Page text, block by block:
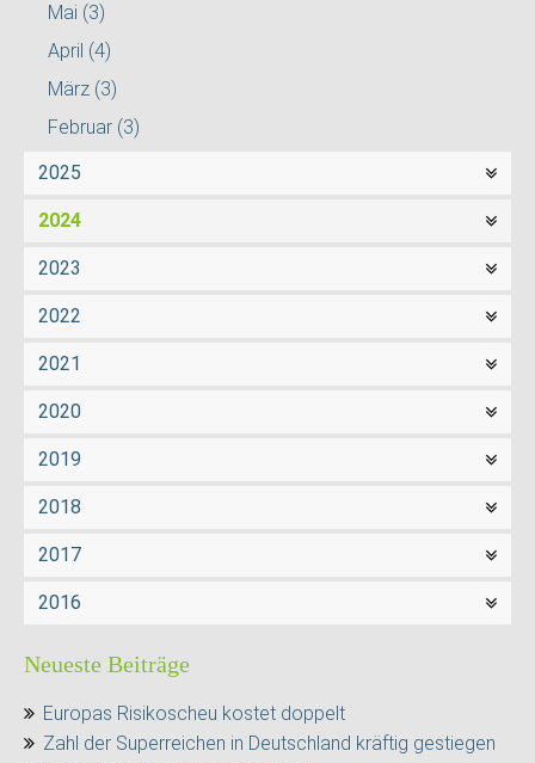
Mai (3)
April (4)
März (3)
Februar (3)
2025
2024
2023
2022
2021
2020
2019
2018
2017
2016
Neueste Beiträge
Europas Risikoscheu kostet doppelt
Zahl der Superreichen in Deutschland kräftig gestiegen